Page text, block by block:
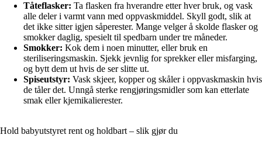
Tåteflasker: Ta flasken fra hverandre etter hver bruk, og vask
alle deler i varmt vann med oppvaskmiddel. Skyll godt, slik at
det ikke sitter igjen såperester. Mange velger å skolde flasker og
smokker daglig, spesielt til spedbarn under tre måneder.
Smokker: Kok dem i noen minutter, eller bruk en
steriliseringsmaskin. Sjekk jevnlig for sprekker eller misfarging,
og bytt dem ut hvis de ser slitte ut.
Spiseutstyr: Vask skjeer, kopper og skåler i oppvaskmaskin hvis
de tåler det. Unngå sterke rengjøringsmidler som kan etterlate
smak eller kjemikalierester.
Hold babyutstyret rent og holdbart – slik gjør du